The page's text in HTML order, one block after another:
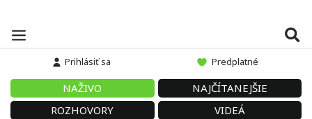
Prihlásiť sa Predplatné
NAŽIVO
NAJČÍTANEJŠIE
ROZHOVORY
VIDEÁ